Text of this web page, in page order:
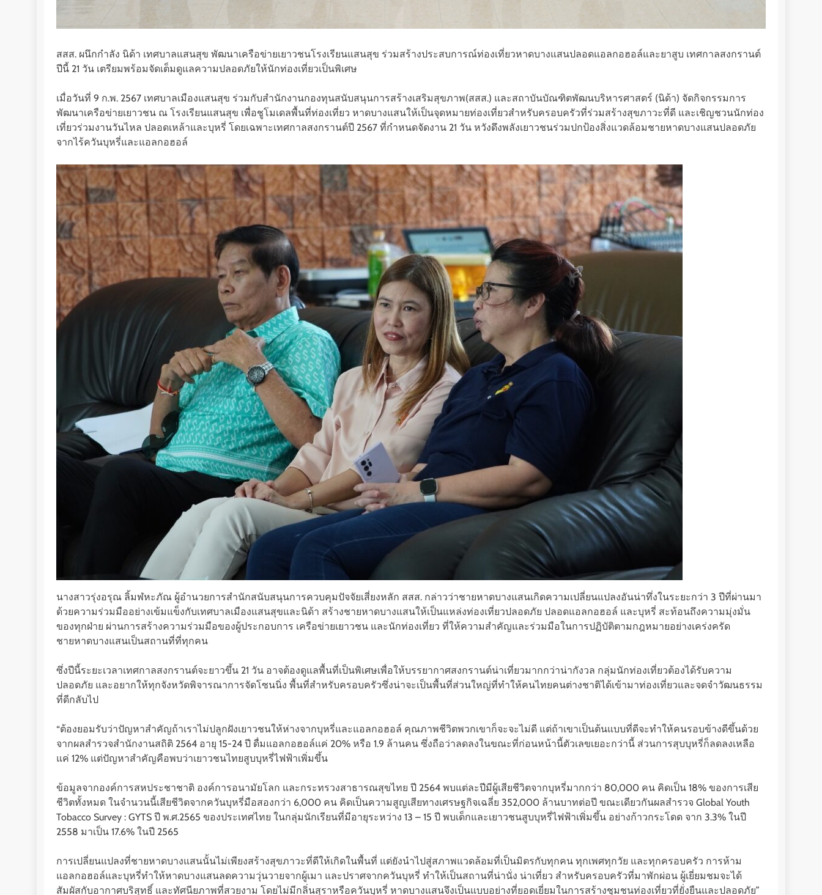
สสส. ผนึกกำลัง นิด้า เทศบาลแสนสุข พัฒนาเครือข่ายเยาวชนโรงเรียนแสนสุข ร่วมสร้างประสบการณ์ท่องเที่ยวหาดบางแสนปลอดแอลกอฮอล์และยาสูบ เทศกาลสงกรานต์
ปีนี้ 21 วัน เตรียมพร้อมจัดเต็มดูแลความปลอดภัยให้นักท่องเที่ยวเป็นพิเศษ
เมื่อวันที่ 9 ก.พ. 2567 เทศบาลเมืองแสนสุข ร่วมกับสำนักงานกองทุนสนับสนุนการสร้างเสริมสุขภาพ(สสส.) และสถาบันบัณฑิตพัฒนบริหารศาสตร์ (นิด้า) จัดกิจกรรมการ
พัฒนาเครือข่ายเยาวชน ณ โรงเรียนแสนสุข เพื่อชูโมเดลพื้นที่ท่องเที่ยว หาดบางแสนให้เป็นจุดหมายท่องเที่ยวสำหรับครอบครัวที่ร่วมสร้างสุขภาวะที่ดี และเชิญชวนนักท่อง
เที่ยวร่วมงานวันไหล ปลอดเหล้าและบุหรี่ โดยเฉพาะเทศกาลสงกรานต์ปี 2567 ที่กำหนดจัดงาน 21 วัน หวังดึงพลังเยาวชนร่วมปกป้องสิ่งแวดล้อมชายหาดบางแสนปลอดภัย
จากไร้ควันบุหรี่และแอลกอฮอล์
นางสาวรุ่งอรุณ ลิ้มฬหะภัณ ผู้อำนวยการสำนักสนับสนุนการควบคุมปัจจัยเสี่ยงหลัก สสส. กล่าวว่าชายหาดบางแสนเกิดความเปลี่ยนแปลงอันน่าทึ่งในระยะกว่า 3 ปีที่ผ่านมา
ด้วยความร่วมมืออย่างเข้มแข็งกับเทศบาลเมืองแสนสุขและนิด้า สร้างชายหาดบางแสนให้เป็นแหล่งท่องเที่ยวปลอดภัย ปลอดแอลกอฮอล์ และบุหรี่ สะท้อนถึงความมุ่งมั่น
ของทุกฝ่าย ผ่านการสร้างความร่วมมือของผู้ประกอบการ เครือข่ายเยาวชน และนักท่องเที่ยว ที่ให้ความสำคัญและร่วมมือในการปฏิบัติตามกฎหมายอย่างเคร่งครัด
ชายหาดบางแสนเป็นสถานที่ที่ทุกคน
ซึ่งปีนี้ระยะเวลาเทศกาลสงกรานต์จะยาวขึ้น 21 วัน อาจต้องดูแลพื้นที่เป็นพิเศษเพื่อให้บรรยากาศสงกรานต์น่าเที่ยวมากกว่าน่ากังวล กลุ่มนักท่องเที่ยวต้องได้รับความ
ปลอดภัย และอยากให้ทุกจังหวัดพิจารณาการจัดโซนนิ่ง พื้นที่สำหรับครอบครัวซึ่งน่าจะเป็นพื้นที่ส่วนใหญ่ที่ทำให้คนไทยคนต่างชาติได้เข้ามาท่องเที่ยวและจดจำวัฒนธรรม
ที่ดีกลับไป
“ต้องยอมรับว่าปัญหาสำคัญถ้าเราไม่ปลูกฝังเยาวชนให้ห่างจากบุหรี่และแอลกอฮอล์ คุณภาพชีวิตพวกเขาก็จะจะไม่ดี แต่ถ้าเขาเป็นต้นแบบที่ดีจะทำให้คนรอบข้างดีขึ้นด้วย
จากผลสำรวจสำนักงานสถิติ 2564 อายุ 15-24 ปี ดื่มแอลกอฮอล์แค่ 20% หรือ 1.9 ล้านคน ซึ่งถือว่าลดลงในขณะที่ก่อนหน้านี้ตัวเลขเยอะกว่านี้ ส่วนการสุบบุหรี่ก็ลดลงเหลือ
แค่ 12% แต่ปัญหาสำคัญคือพบว่าเยาวชนไทยสูบบุหรี่ไฟฟ้าเพิ่มขึ้น
ข้อมูลจากองค์การสหประชาชาติ องค์การอนามัยโลก และกระทรวงสาธารณสุขไทย ปี 2564 พบแต่ละปีมีผู้เสียชีวิตจากบุหรี่มากกว่า 80,000 คน คิดเป็น 18% ของการเสีย
ชีวิตทั้งหมด ในจำนวนนี้เสียชีวิตจากควันบุหรี่มือสองกว่า 6,000 คน คิดเป็นความสูญเสียทางเศรษฐกิจเฉลี่ย 352,000 ล้านบาทต่อปี ขณะเดียวกันผลสำรวจ Global Youth
Tobacco Survey : GYTS ปี พ.ศ.2565 ของประเทศไทย ในกลุ่มนักเรียนที่มีอายุระหว่าง 13 – 15 ปี พบเด็กและเยาวชนสูบบุหรี่ไฟฟ้าเพิ่มขึ้น อย่างก้าวกระโดด จาก 3.3% ในปี
2558 มาเป็น 17.6% ในปี 2565
การเปลี่ยนแปลงที่ชายหาดบางแสนนั้นไม่เพียงสร้างสุขภาวะที่ดีให้เกิดในพื้นที่ แต่ยังนำไปสู่สภาพแวดล้อมที่เป็นมิตรกับทุกคน ทุกเพศทุกวัย และทุกครอบครัว การห้าม
แอลกอฮอล์และบุหรี่ทำให้หาดบางแสนลดความวุ่นวายจากผู้เมา และปราศจากควันบุหรี่ ทำให้เป็นสถานที่น่านั่ง น่าเที่ยว สำหรับครอบครัวที่มาพักผ่อน ผู้เยี่ยมชมจะได้
สัมผัสกับอากาศบริสุทธิ์ และทัศนียภาพที่สวยงาม โดยไม่มีกลิ่นสุราหรือควันบุหรี่ หาดบางแสนจึงเป็นแบบอย่างที่ยอดเยี่ยมในการสร้างชุมชนท่องเที่ยวที่ยั่งยืนและปลอดภัย”